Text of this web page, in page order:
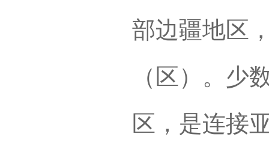
部边疆地区
（区）。少
区，是连接